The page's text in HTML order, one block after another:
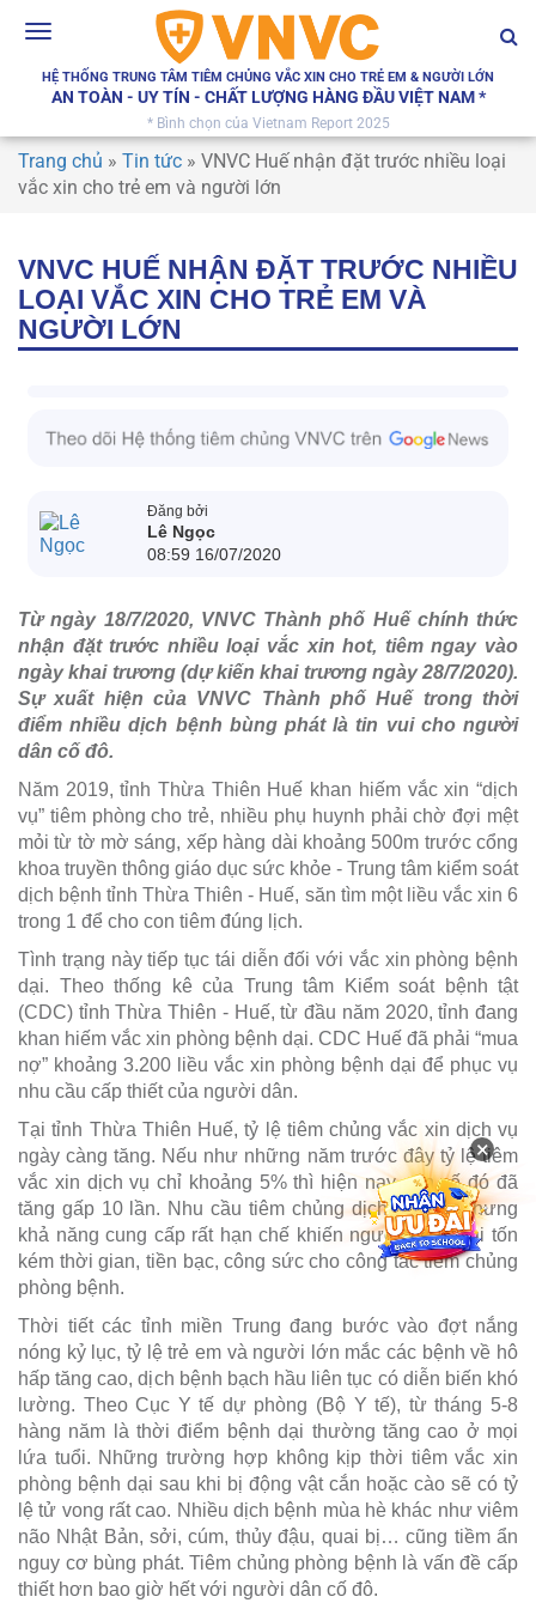
Toggle
HỆ THỐNG TRUNG TÂM TIÊM CHỦNG VẮC XIN CHO TRẺ EM & NGƯỜI LỚN
AN TOÀN - UY TÍN - CHẤT LƯỢNG HÀNG ĐẦU VIỆT NAM *
* Bình chọn của Vietnam Report 2025
Trang chủ » Tin tức » VNVC Huế nhận đặt trước nhiều loại
vắc xin cho trẻ em và người lớn
VNVC HUẾ NHẬN ĐẶT TRƯỚC NHIỀU
LOẠI VẮC XIN CHO TRẺ EM VÀ
NGƯỜI LỚN
Đăng bởi
Lê Ngọc
08:59 16/07/2020
Từ ngày 18/7/2020, VNVC Thành phố Huế chính thức
nhận đặt trước nhiều loại vắc xin hot, tiêm ngay vào
ngày khai trương (dự kiến khai trương ngày 28/7/2020).
Sự xuất hiện của VNVC Thành phố Huế trong thời
điểm nhiều dịch bệnh bùng phát là tin vui cho người
dân cố đô.
Năm 2019, tỉnh Thừa Thiên Huế khan hiếm vắc xin “dịch
vụ” tiêm phòng cho trẻ, nhiều phụ huynh phải chờ đợi mệt
mỏi từ tờ mờ sáng, xếp hàng dài khoảng 500m trước cổng
khoa truyền thông giáo dục sức khỏe - Trung tâm kiểm soát
dịch bệnh tỉnh Thừa Thiên - Huế, săn tìm một liều vắc xin 6
trong 1 để cho con tiêm đúng lịch.
Tình trạng này tiếp tục tái diễn đối với vắc xin phòng bệnh
dại. Theo thống kê của Trung tâm Kiểm soát bệnh tật
(CDC) tỉnh Thừa Thiên - Huế, từ đầu năm 2020, tỉnh đang
khan hiếm vắc xin phòng bệnh dại. CDC Huế đã phải “mua
nợ” khoảng 3.200 liều vắc xin phòng bệnh dại để phục vụ
nhu cầu cấp thiết của người dân.
Tại tỉnh Thừa Thiên Huế, tỷ lệ tiêm chủng vắc xin dịch vụ
ngày càng tăng. Nếu như những năm trước đây tỷ lệ tiêm
vắc xin dịch vụ chỉ khoảng 5% thì hiện nay con số đó đã
tăng gấp 10 lần. Nhu cầu tiêm chủng dịch vụ lớn, nhưng
khả năng cung cấp rất hạn chế khiến người dân phải tốn
kém thời gian, tiền bạc, công sức cho công tác tiêm chủng
phòng bệnh.
Thời tiết các tỉnh miền Trung đang bước vào đợt nắng
nóng kỷ lục, tỷ lệ trẻ em và người lớn mắc các bệnh về hô
hấp tăng cao, dịch bệnh bạch hầu liên tục có diễn biến khó
lường. Theo Cục Y tế dự phòng (Bộ Y tế), từ tháng 5-8
hàng năm là thời điểm bệnh dại thường tăng cao ở mọi
lứa tuổi. Những trường hợp không kịp thời tiêm vắc xin
phòng bệnh dại sau khi bị động vật cắn hoặc cào sẽ có tỷ
lệ tử vong rất cao. Nhiều dịch bệnh mùa hè khác như viêm
não Nhật Bản, sởi, cúm, thủy đậu, quai bị… cũng tiềm ẩn
nguy cơ bùng phát. Tiêm chủng phòng bệnh là vấn đề cấp
thiết hơn bao giờ hết với người dân cố đô.
×